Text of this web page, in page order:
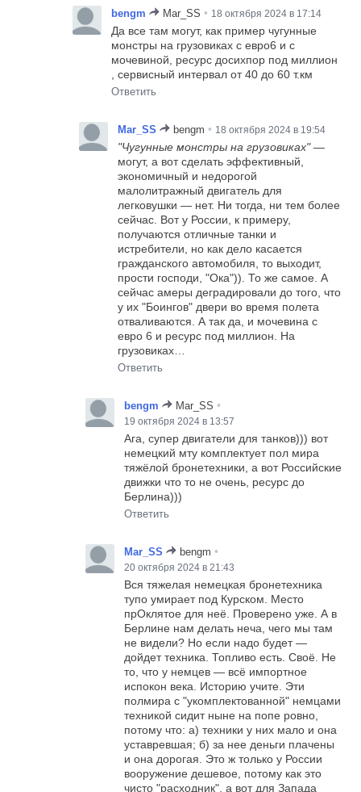
bengm Mar_SS • 18 октября 2024 в 17:14
Да все там могут, как пример чугунные
монстры на грузовиках с евро6 и с
мочевиной, ресурс досихпор под миллион
, сервисный интервал от 40 до 60 т.км
Ответить
Mar_SS bengm • 18 октября 2024 в 19:54
"Чугунные монстры на грузовиках"—
могут, а вот сделать эффективный,
экономичный и недорогой
малолитражный двигатель для
легковушки — нет. Ни тогда, ни тем более
сейчас. Вот у России, к примеру,
получаются отличные танки и
истребители, но как дело касается
гражданского автомобиля, то выходит,
прости господи, "Ока")). То же самое. А
сейчас амеры деградировали до того, что
у их "Боингов" двери во время полета
отваливаются. А так да, и мочевина с
евро 6 и ресурс под миллион. На
грузовиках…
Ответить
bengm Mar_SS •
19 октября 2024 в 13:57
Ага, супер двигатели для танков))) вот
немецкий мту комплектует пол мира
тяжёлой бронетехники, а вот Российские
движки что то не очень, ресурс до
Берлина)))
Ответить
Mar_SS bengm •
20 октября 2024 в 21:43
Вся тяжелая немецкая бронетехника
тупо умирает под Курском. Место
прОклятое для неё. Проверено уже. А в
Берлине нам делать неча, чего мы там
не видели? Но если надо будет —
дойдет техника. Топливо есть. Своё. Не
то, что у немцев — всё импортное
испокон века. Историю учите. Эти
полмира с "укомплектованной" немцами
техникой сидит ныне на попе ровно,
потому что: а) техники у них мало и она
уставревшая; б) за нее деньги плачены
и она дорогая. Это ж только у России
вооружение дешевое, потому как это
чисто "расходник", а вот для Запада